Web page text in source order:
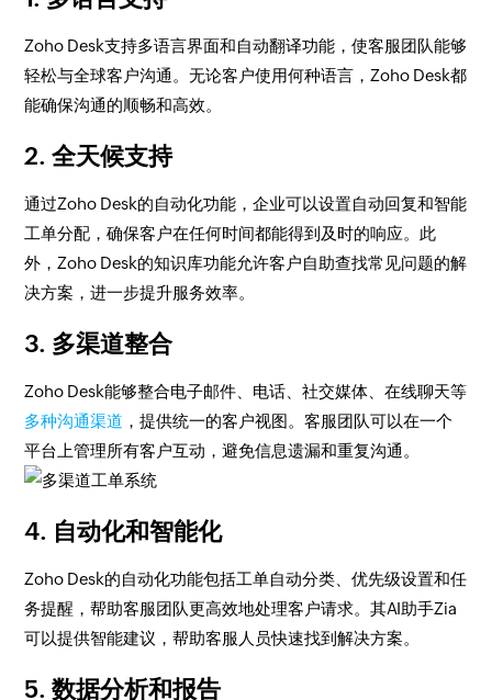
Zoho Desk支持多语言界面和自动翻译功能，使客服团队能够
轻松与全球客户沟通。无论客户使用何种语言，Zoho Desk都
能确保沟通的顺畅和高效。
2. 全天候支持
通过Zoho Desk的自动化功能，企业可以设置自动回复和智能
工单分配，确保客户在任何时间都能得到及时的响应。此
外，Zoho Desk的知识库功能允许客户自助查找常见问题的解
决方案，进一步提升服务效率。
3. 多渠道整合
Zoho Desk能够整合电子邮件、电话、社交媒体、在线聊天等
多种沟通渠道 ，提供统一的客户视图。客服团队可以在一个
平台上管理所有客户互动，避免信息遗漏和重复沟通。
4. 自动化和智能化
Zoho Desk的自动化功能包括工单自动分类、优先级设置和任
务提醒，帮助客服团队更高效地处理客户请求。其AI助手Zia
可以提供智能建议，帮助客服人员快速找到解决方案。
5. 数据分析和报告